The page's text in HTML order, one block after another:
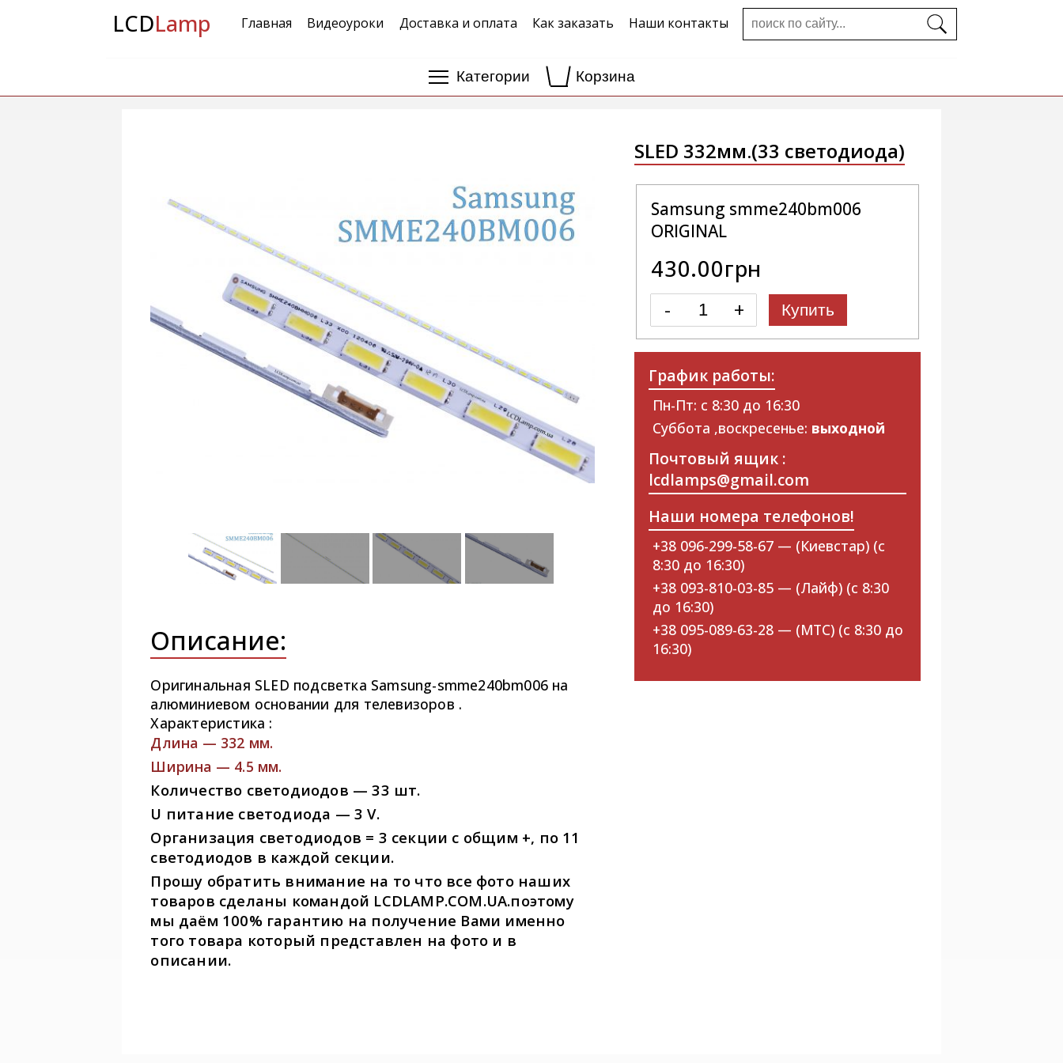
LCDLamp Главная Видеоуроки Доставка и оплата Как заказать Наши контакты
Категории Корзина
Описание:
Оригинальная SLED подсветка Samsung-smme240bm006 на
алюминиевом основании для телевизоров .
Характеристика :
Длина — 332 мм.
Ширина — 4.5 мм.
Количество светодиодов — 33 шт.
U питание светодиода — 3 V.
Организация светодиодов = 3 секции с общим +, по 11
светодиодов в каждой секции.
Прошу обратить внимание на то что все фото наших
товаров сделаны командой LCDLAMP.COM.UA.поэтому
мы даём 100% гарантию на получение Вами именно
того товара который представлен на фото и в
описании.
SLED 332мм.(33 светодиода)
Samsung smme240bm006
ORIGINAL
430.00грн
- + Купить
График работы:
Пн-Пт: с 8:30 до 16:30
Суббота ,воскресенье: выходной
Почтовый ящик :
lcdlamps@gmail.com
Наши номера телефонов!
+38 096-299-58-67 — (Киевстар) (с
8:30 до 16:30)
+38 093-810-03-85 — (Лайф) (с 8:30
до 16:30)
+38 095-089-63-28 — (МТС) (с 8:30 до
16:30)